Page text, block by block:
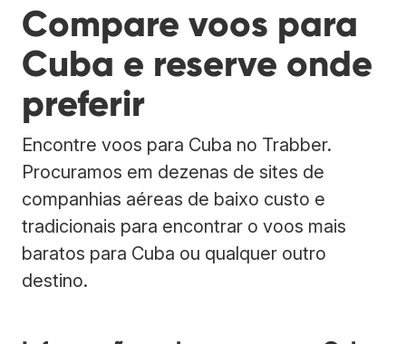
Compare voos para
Cuba e reserve onde
preferir
Encontre voos para Cuba no Trabber.
Procuramos em dezenas de sites de
companhias aéreas de baixo custo e
tradicionais para encontrar o voos mais
baratos para Cuba ou qualquer outro
destino.